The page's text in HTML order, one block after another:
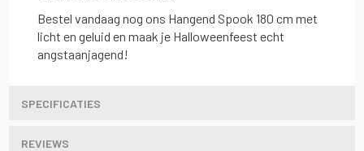
Bestel vandaag nog ons Hangend Spook 180 cm met
licht en geluid en maak je Halloweenfeest echt
angstaanjagend!
SPECIFICATIES
REVIEWS